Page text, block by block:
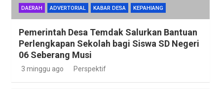
DAERAH ADVERTORIAL KABAR DESA KEPAHIANG
Pemerintah Desa Temdak Salurkan Bantuan
Perlengkapan Sekolah bagi Siswa SD Negeri
06 Seberang Musi
3 minggu ago Perspektif